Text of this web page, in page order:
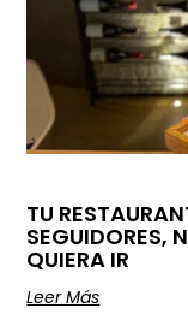
TU
SEGUIDORES,
QUIERA IR
Leer Más